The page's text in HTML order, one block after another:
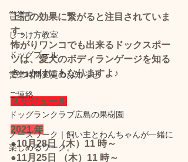
営業中
しつけ方教室
ドッグプール
営業時間変更のお知らせ
ご連絡
ドッグランクラブ広島の果樹園
ノーズワーク｜飼い主とわんちゃんが一緒に
楽しめるワーク。
上記の効果に繋がると注目されていま
す。
怖がりワンコでも出来るドックスポー
ツは、愛犬のボディランゲージを知る
きっかけにもなりますよ♪
スケジュール
2021 年
●10月28日（木）11 時～
●11月25日 （木）11 時～